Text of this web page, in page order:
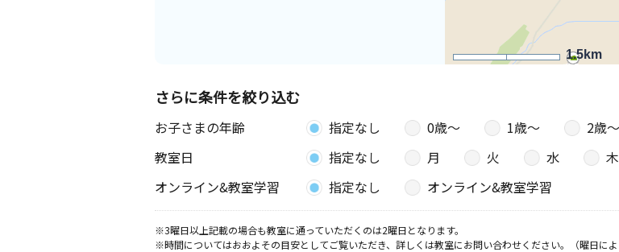
1.5km
さらに条件を絞り込む
お子さまの年齢 指定なし 0歳〜 1歳〜 2歳〜
教室日
指定なし 月 火 水 木
オンライン&教室学習
指定なし オンライン&教室学習
※3曜日以上記載の場合も教室に通っていただくのは2曜日となります。
※時間についてはおおよその目安としてご覧いただき、詳しくは教室にお問い合わせください。（曜日に